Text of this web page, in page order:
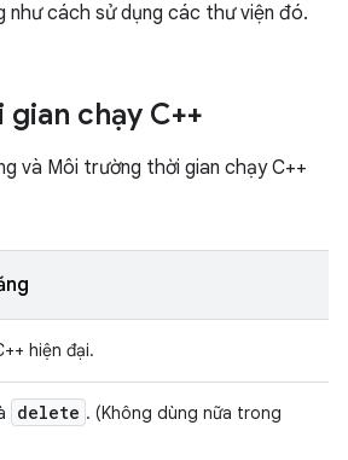
như cách sử dụng các thư viện đó.
chạy C++
và Môi trường thời gian chạy C++
hiện đại.
delete . (Không dùng nữa trong